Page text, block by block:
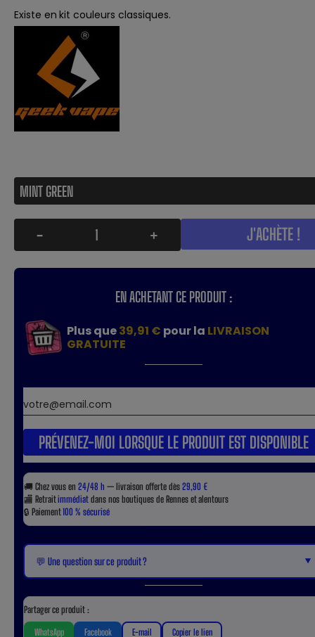
Existe en kit couleurs classiques.
- + J'ACHÈTE !
EN ACHETANT CE PRODUIT :
Plus que39,91 € pour la LIVRAISON
GRATUITE
PRÉVENEZ-MOI LORSQUE LE PRODUIT EST DISPONIBLE
🚚 Chez vous en 24/48 h — livraison offerte dès29,90 €
🏬 Retraitimmédiatdans nos boutiques de Rennes et alentours
🔒 Paiement100 % sécurisé
💬 Une question sur ce produit ? ▼
Partager ce produit :
WhatsApp Facebook E-mail Copier le lien